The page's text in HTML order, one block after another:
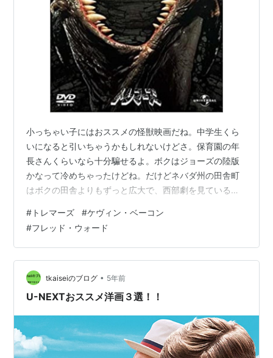
小っちゃい子にはおススメの怪獣映画だね。中学生くら
いになると引いちゃうかもしれないけどさ。保育園の年
長さんくらいなら十分騙せるよ。ボクはジョーズの陸版
かなって冷めちゃったけどね。だけどネバダ州の田舎町
はボクの田舎よりもずっと広大で、西部劇を見ているの
な人のウェスタンハットが良く似合う。さすがに時代が
違うから車だけど馬も出てくるから良かった。やっぱり
こういう舞台には馬が似合うね。ジャンル的にはパニッ
クなんだろうけど、怖さよりもどうやって穴を掘ったの
か気になるんだよね。人力？ユンボ？なんてずっと考え
ちゃった。でもこういうところだったら掘っても怒ら
# トレマーズ #ケヴィン・ベーコン
#フレッド・ウォード
tkaiseiのブログ • 5年前
U-NEXTおススメ洋画３選！！